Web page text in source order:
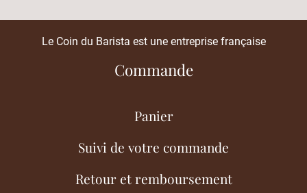
Le Coin du Barista est une entreprise française
Commande
Panier
Suivi de votre commande
Retour et remboursement